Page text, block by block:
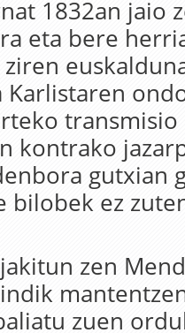
1832an jaio
eta bere
Karlistaren
kontrako
gutxian
bilobek ez
zen
zuen